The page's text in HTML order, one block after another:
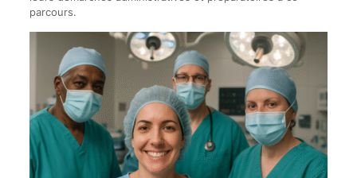
parcours.